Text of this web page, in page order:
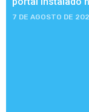
7 DE AGOSTO DE